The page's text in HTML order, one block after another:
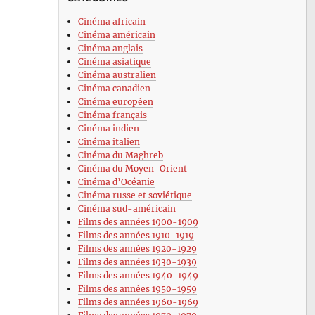
Cinéma africain
Cinéma américain
Cinéma anglais
Cinéma asiatique
Cinéma australien
Cinéma canadien
Cinéma européen
Cinéma français
Cinéma indien
Cinéma italien
Cinéma du Maghreb
Cinéma du Moyen-Orient
Cinéma d’Océanie
Cinéma russe et soviétique
Cinéma sud-américain
Films des années 1900-1909
Films des années 1910-1919
Films des années 1920-1929
Films des années 1930-1939
Films des années 1940-1949
Films des années 1950-1959
Films des années 1960-1969